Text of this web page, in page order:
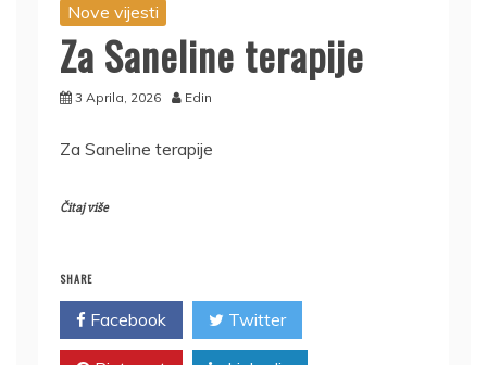
Nove vijesti
Za Saneline terapije
3 Aprila, 2026 Edin
Za Saneline terapije
Čitaj više
SHARE
Facebook Twitter